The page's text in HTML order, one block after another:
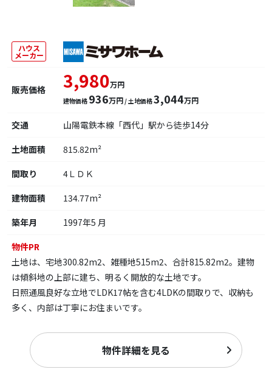
ハウス
メーカー
販売価格 3,980万円
建物価格 936万円 / 土地価格3,044万円
交通
山陽電鉄本線「西代」駅から徒歩14分
土地面積
815.82m²
間取り
4ＬＤＫ
建物面積
134.77m²
築年月
1997年5 月
物件PR
土地は、宅地300.82m2、雑種地515m2、合計815.82m2。建物
は傾斜地の上部に建ち、明るく開放的な土地です。
日照通風良好な立地でLDK17帖を含む4LDKの間取りで、収納も
多く、内部は丁寧にお住まいです。
物件詳細を見る